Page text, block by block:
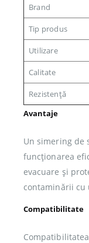
Brand
Tip produs
Utilizare
Calitate
Rezistență
Avantaje
Un simering de
funcționarea
evacuare și
contaminării cu
Compatibilitate